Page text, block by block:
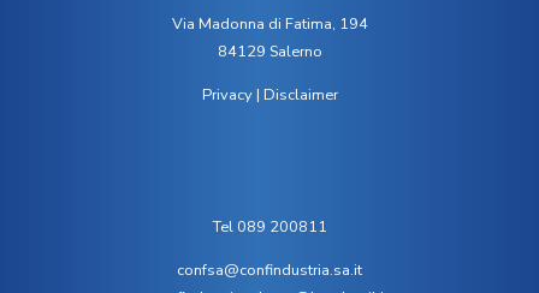
Via Madonna di Fatima, 194
84129 Salerno
Privacy| Disclaimer
Tel 089 200811
confsa@confindustria.sa.it